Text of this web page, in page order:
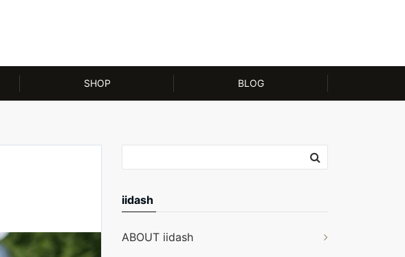
SHOP BLOG
iidash
ABOUT iidash